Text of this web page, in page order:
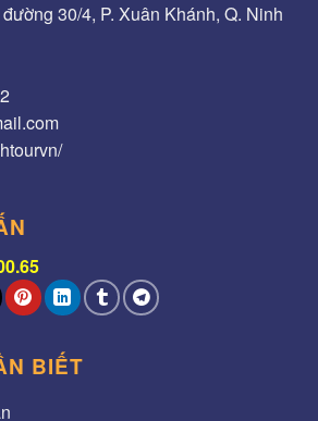
30/4, P. Xuân Khánh, Q. Ninh
BIẾT